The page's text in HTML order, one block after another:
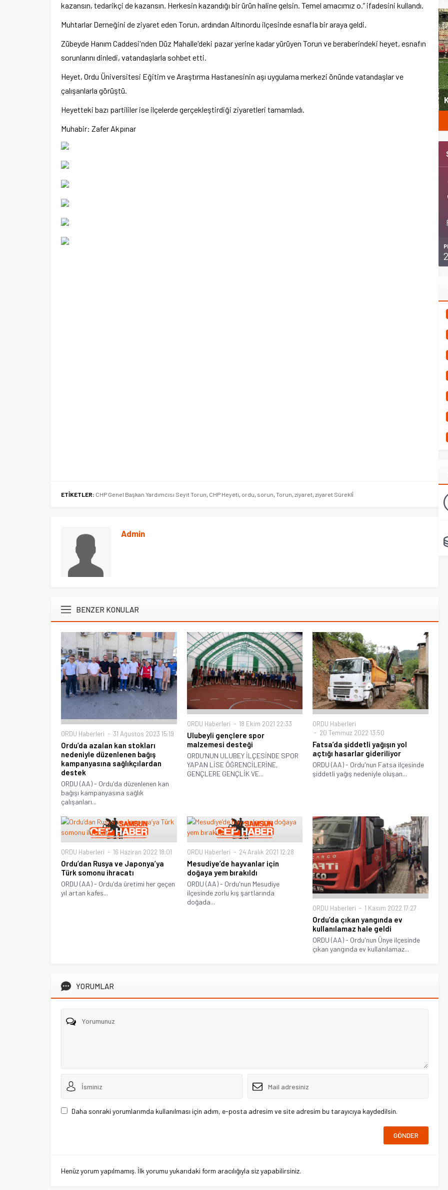
kazansın, tedarikçi de kazansın. Herkesin kazandığı bir ürün haline gelsin. Temel amacımız o.” ifadesini kullandı.
Muhtarlar Derneğini de ziyaret eden Torun, ardından Altınordu ilçesinde esnafla bir araya geldi.
Zübeyde Hanım Caddesi'nden Düz Mahalle'deki pazar yerine kadar yürüyen Torun ve beraberindeki heyet, esnafın
sorunlarını dinledi, vatandaşlarla sohbet etti.
Heyet, Ordu Üniversitesi Eğitim ve Araştırma Hastanesinin aşı uygulama merkezi önünde vatandaşlar ve
çalışanlarla görüştü.
Heyetteki bazı partililer ise ilçelerde gerçekleştirdiği ziyaretleri tamamladı.
Muhabir: Zafer Akpınar
ETİKETLER: CHP Genel Başkan Yardımcısı Seyit Torun, CHP Heyeti, ordu, sorun, Torun, ziyaret, ziyaret Sürekli̇
Admin
BENZER KONULAR
ORDU Haberleri 31 Ağustos 2023 15:19
Ordu’da azalan kan stokları
nedeniyle düzenlenen bağış
kampanyasına sağlıkçılardan
destek
ORDU (AA) - Ordu'da düzenlenen kan
bağışı kampanyasına sağlık
çalışanları...
ORDU Haberleri 18 Ekim 2021 22:33
Ulubeyli gençlere spor
malzemesi desteği
ORDU’NUN ULUBEY İLÇESİNDE SPOR
YAPAN LİSE ÖĞRENCİLERİNE,
GENÇLERE GENÇLİK VE...
ORDU Haberleri
20 Temmuz 2022 13:50
Fatsa’da şiddetli yağışın yol
açtığı hasarlar gideriliyor
ORDU (AA) - Ordu'nun Fatsa ilçesinde
şiddetli yağış nedeniyle oluşan...
ORDU Haberleri 16 Haziran 2022 18:01
Ordu’dan Rusya ve Japonya’ya
Türk somonu ihracatı
ORDU (AA) - Ordu'da üretimi her geçen
yıl artan kafes...
ORDU Haberleri 24 Aralık 2021 12:28
Mesudiye’de hayvanlar için
doğaya yem bırakıldı
ORDU (AA) - Ordu'nun Mesudiye
ilçesinde zorlu kış şartlarında
doğada...
ORDU Haberleri 1 Kasım 2022 17:27
Ordu’da çıkan yangında ev
kullanılamaz hale geldi
ORDU (AA) - Ordu'nun Ünye ilçesinde
çıkan yangında ev kullanılamaz...
YORUMLAR
Daha sonraki yorumlarımda kullanılması için adım, e-posta adresim ve site adresim bu tarayıcıya kaydedilsin.
Henüz yorum yapılmamış. İlk yorumu yukarıdaki form aracılığıyla siz yapabilirsiniz.
Ege Üniversitesi Spor Kulübüne yeni